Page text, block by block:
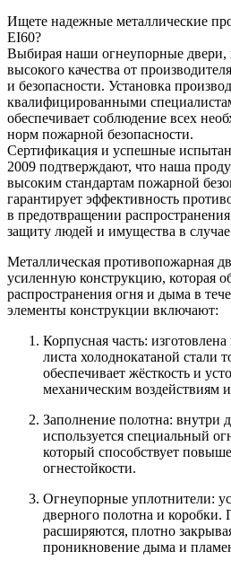
Ищете надежные металлические
EI60?
Выбирая наши огнеупорные двери,
высокого качества от
и безопасности. Установка
квалифицированными
обеспечивает соблюдение всех
норм пожарной безопасности.
Сертификация и успешные
2009 подтверждают, что наша
высоким стандартам пожарной
гарантирует эффективность
в предотвращении
защиту людей и имущества в
Металлическая противопожарная
усиленную конструкцию, которая
распространения огня и дыма в
элементы конструкции включают:
Корпусная часть:
листа холоднокатаной
обеспечивает жёсткость и
механическим воздействиям
Заполнение полотна: внутри
используется специальный
который способствует
огнестойкости.
Огнеупорные уплотнители:
дверного полотна и коробки.
расширяются, плотно
проникновение дыма и